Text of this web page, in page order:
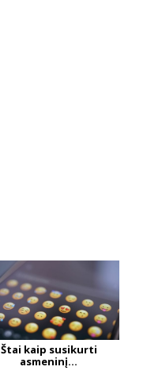
Štai kaip susikurti
asmeninį...